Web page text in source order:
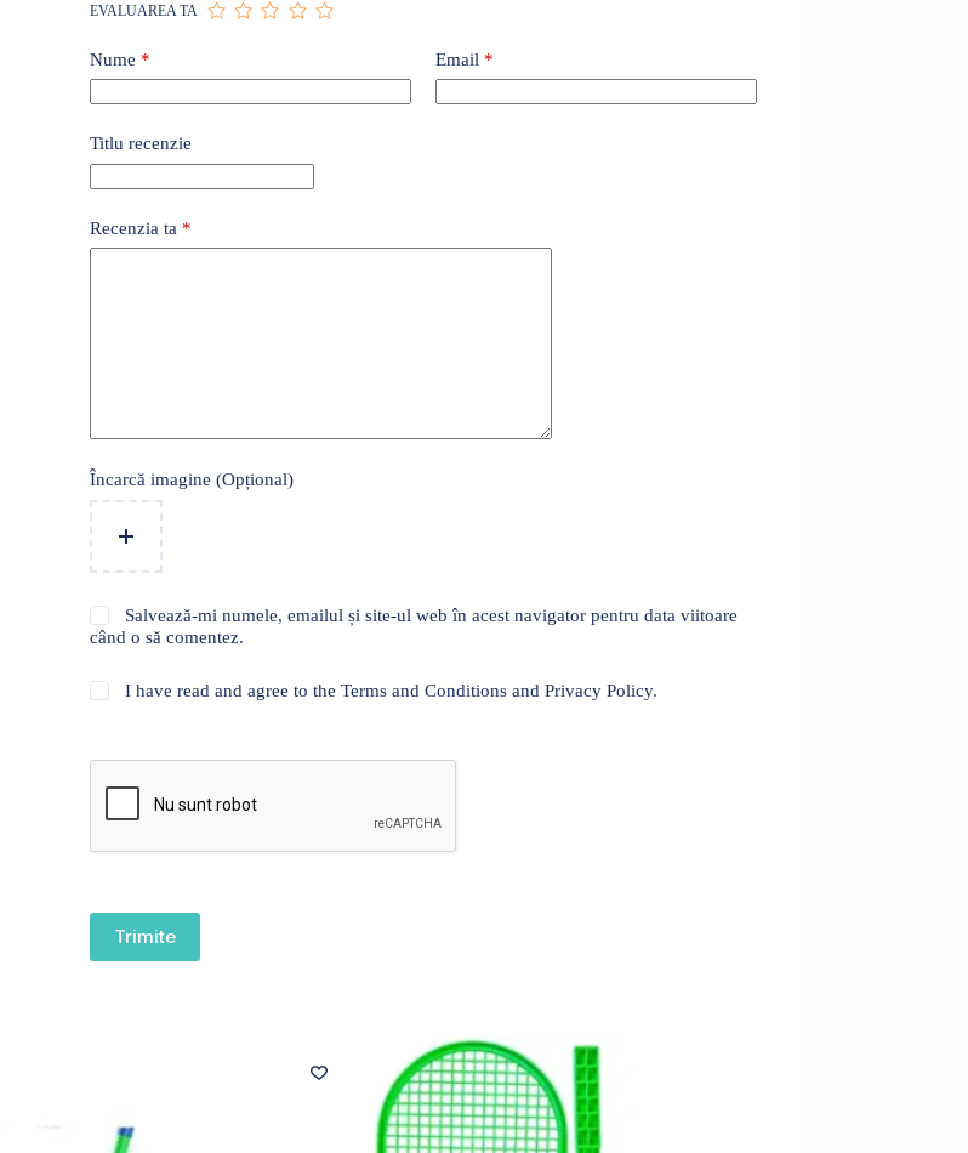
EVALUAREA TA
Nume * Email *
Titlu recenzie
Recenzia ta *
Încarcă imagine (Opțional)
Salvează-mi numele, emailul și site-ul web în acest navigator pentru data viitoare
când o să comentez.
I have read and agree to the Terms and Conditions and Privacy Policy.
Trimite